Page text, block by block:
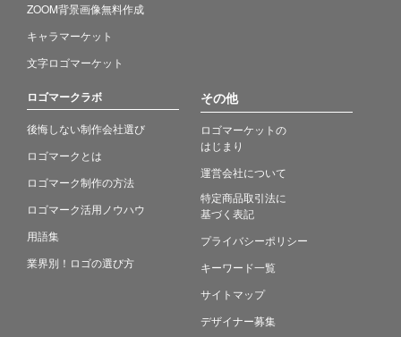
ZOOM背景画像無料作成
キャラマーケット
文字ロゴマーケット
ロゴマークラボ
後悔しない制作会社選び
ロゴマークとは
ロゴマーク制作の方法
ロゴマーク活用ノウハウ
用語集
業界別！ロゴの選び方
その他
ロゴマーケットの
はじまり
運営会社について
特定商品取引法に
基づく表記
プライバシーポリシー
キーワード一覧
サイトマップ
デザイナー募集